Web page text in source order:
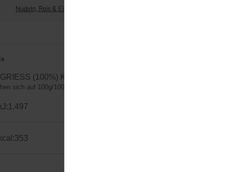
Nudeln, Reis & Eingemachtes
(100%) Kann Spuren von Ei enthalten.
sich auf 100g/100ml (Herstellerangaben)
1.497
353